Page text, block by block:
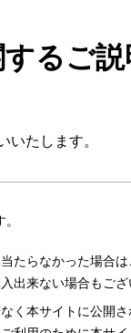
るご説
たします。
たらなかった場合
来ない場合もござ
く本サイトに公開